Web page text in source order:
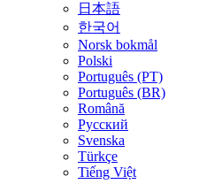
日本語
한국어
Norsk bokmål
Polski
Português (PT)
Português (BR)
Română
Русский
Svenska
Türkçe
Tiếng Việt